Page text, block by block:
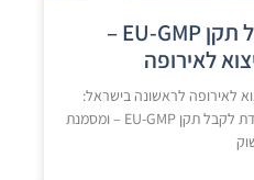
גרין פילדס עומדת לקבל תקן EU-GMP –
לאירופה
לאירופה לראשונה בישראל:
גרין פילדס, חוות גידול קנאביס עומדת לקבל תקן EU-GMP – ומסמנת